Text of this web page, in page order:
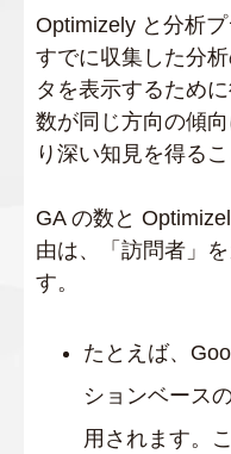
Optimizely と分析プ
すでに収集した分
タを表示するため
数が同じ方向の傾
り深い知見を得る
GA の数と
由は、「訪問者」
す。
たとえば、
ションベース
用されます。